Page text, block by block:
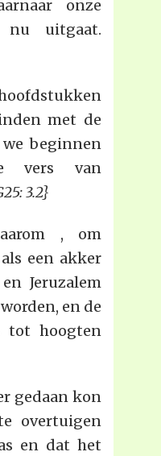
onze
nu uitgaat.
met de
beginnen
vers van
3.2}
, om
een akker
Jeruzalem
en de
tot hoogten
gedaan kon
overtuigen
en dat het